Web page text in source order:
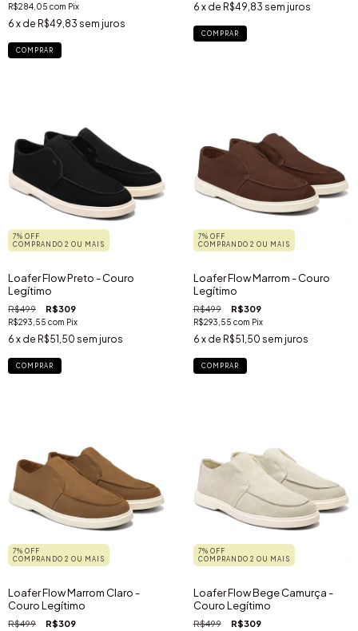
R$284,05 com Pix
6 x de R$49,83 sem juros
COMPRAR
6 x de R$49,83 sem juros
COMPRAR
7% OFF
COMPRANDO 2 OU MAIS
Loafer Flow Preto - Couro
Legítimo
R$499 R$309
R$293,55 com Pix
6 x de R$51,50 sem juros
COMPRAR
7% OFF
COMPRANDO 2 OU MAIS
Loafer Flow Marrom - Couro
Legítimo
R$499 R$309
R$293,55 com Pix
6 x de R$51,50 sem juros
COMPRAR
7% OFF
COMPRANDO 2 OU MAIS
Loafer Flow Marrom Claro -
Couro Legítimo
R$499 R$309
7% OFF
COMPRANDO 2 OU MAIS
Loafer Flow Bege Camurça -
Couro Legítimo
R$499 R$309